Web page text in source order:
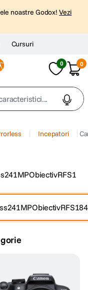
noastre Godox! Vezi
Cursuri
0 0
Incepatori